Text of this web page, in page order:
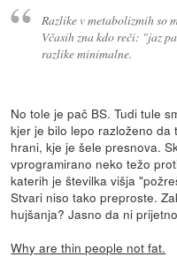
Razlike v metabolizmih so
Včasih zna kdo reči: "jaz
razlike minimalne.
No tole je pač BS. Tudi tule
kjer je bilo lepo razloženo da
hrani, kje je šele presnova.
vprogramirano neko težo
katerih je številka višja
Stvari niso tako preproste.
hujšanja? Jasno da ni
Why are thin people not fat.